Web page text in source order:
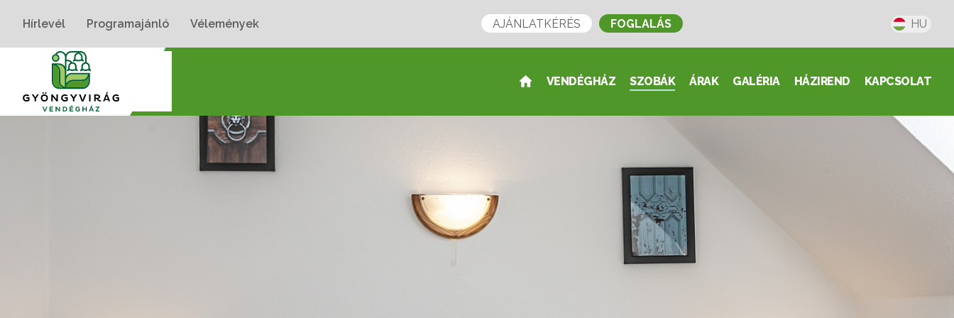
Hírlevél Programajánló Vélemények AJÁNLATKÉRÉS FOGLALÁS HU
VENDÉGHÁZ SZOBÁK ÁRAK GALÉRIA HÁZIREND KAPCSOLAT
Gyöngyvirág II. Szoba